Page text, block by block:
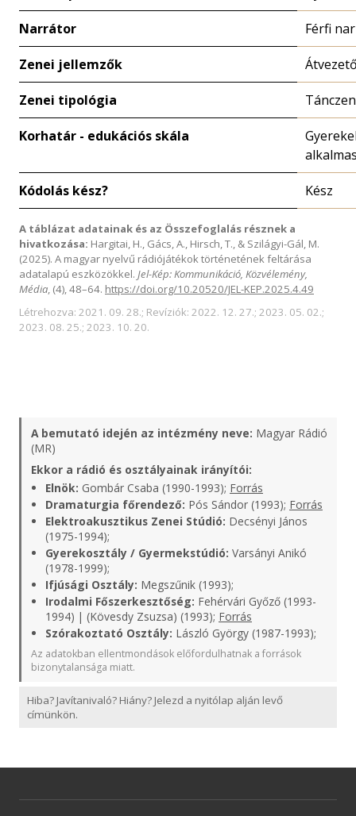
Narrátor Férfi
Zenei jellemzők
Zenei tipológia
Korhatár - edukációs skála
Kódolás kész? Kész
A táblázat adatainak és az Összefoglalás résznek a
hivatkozása: Hargitai, H., Gács, A., Hirsch, T., & Szilágyi-Gál, M.
(2025). A magyar nyelvű rádiójátékok történetének feltárása
adatalapú eszközökkel. Jel-Kép: Kommunikáció, Közvélemény,
Média, (4), 48–64. https://doi.org/10.20520/JEL-KEP.2025.4.49
Létrehozva: 2021. 09. 28.; Revíziók: 2022. 12. 27.; 2023. 05. 02.;
2023. 08. 25.; 2023. 10. 20.
A bemutató idején az intézmény neve: Magyar Rádió
(MR)
Ekkor a rádió és osztályainak irányítói:
Elnök: Gombár Csaba (1990-1993); Forrás
Dramaturgia főrendező: Pós Sándor (1993); Forrás
Elektroakusztikus Zenei Stúdió: Decsényi János
(1975-1994);
Gyerekosztály / Gyermekstúdió: Varsányi Anikó
(1978-1999);
Ifjúsági Osztály: Megszűnik (1993);
Irodalmi Főszerkesztőség: Fehérvári Győző (1993-
1994) | (Kövesdy Zsuzsa) (1993); Forrás
Szórakoztató Osztály: László György (1987-1993);
Az adatokban ellentmondások előfordulhatnak a források
bizonytalansága miatt.
Hiba? Javítanivaló? Hiány? Jelezd a nyitólap alján levő
címünkön.